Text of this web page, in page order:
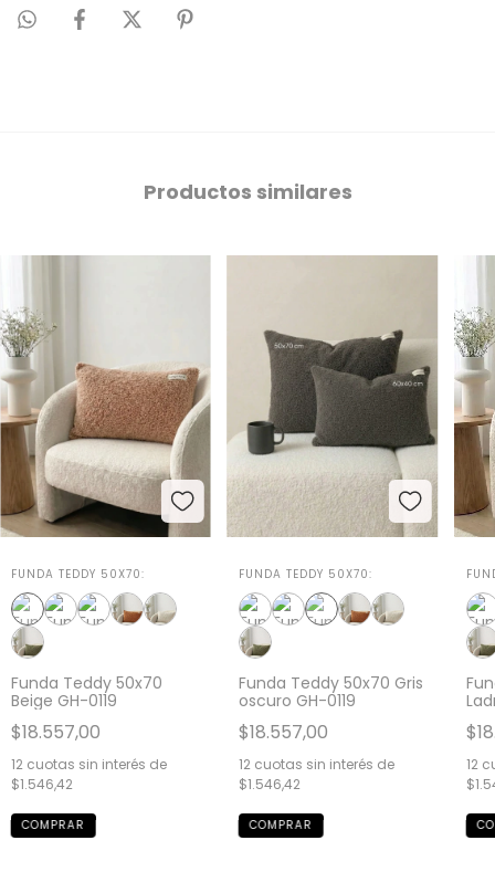
Productos similares
FUNDA TEDDY 50X70:
Funda Teddy 50x70
Beige GH-0119
$18.557,00
12 cuotas sin interés de
$1.546,42
FUNDA TEDDY 50X70:
Funda Teddy 50x70 Gris
oscuro GH-0119
$18.557,00
12 cuotas sin interés de
$1.546,42
12